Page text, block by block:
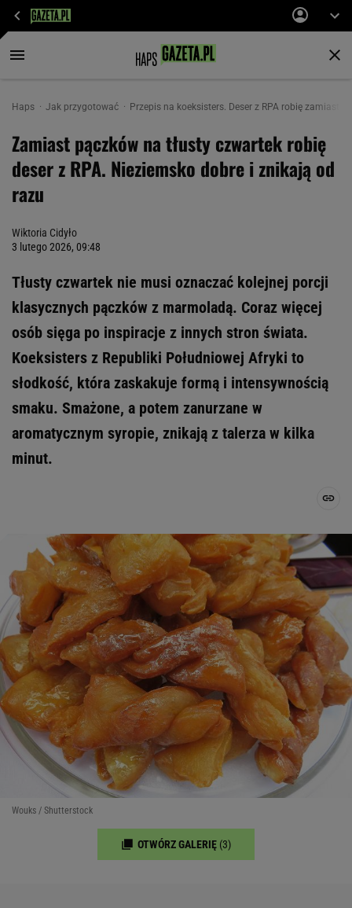
Haps Jak przygotować Przepis na koeksisters. Deser z RPA robię zamiast
Zamiast pączków na tłusty czwartek robię
deser z RPA. Nieziemsko dobre i znikają od
razu
Wiktoria Cidyło
3 lutego 2026, 09:48
Tłusty czwartek nie musi oznaczać kolejnej porcji
klasycznych pączków z marmoladą. Coraz więcej
osób sięga po inspiracje z innych stron świata.
Koeksisters z Republiki Południowej Afryki to
słodkość, która zaskakuje formą i intensywnością
smaku. Smażone, a potem zanurzane w
aromatycznym syropie, znikają z talerza w kilka
minut.
Wouks / Shutterstock
OTWÓRZ GALERIĘ (3)